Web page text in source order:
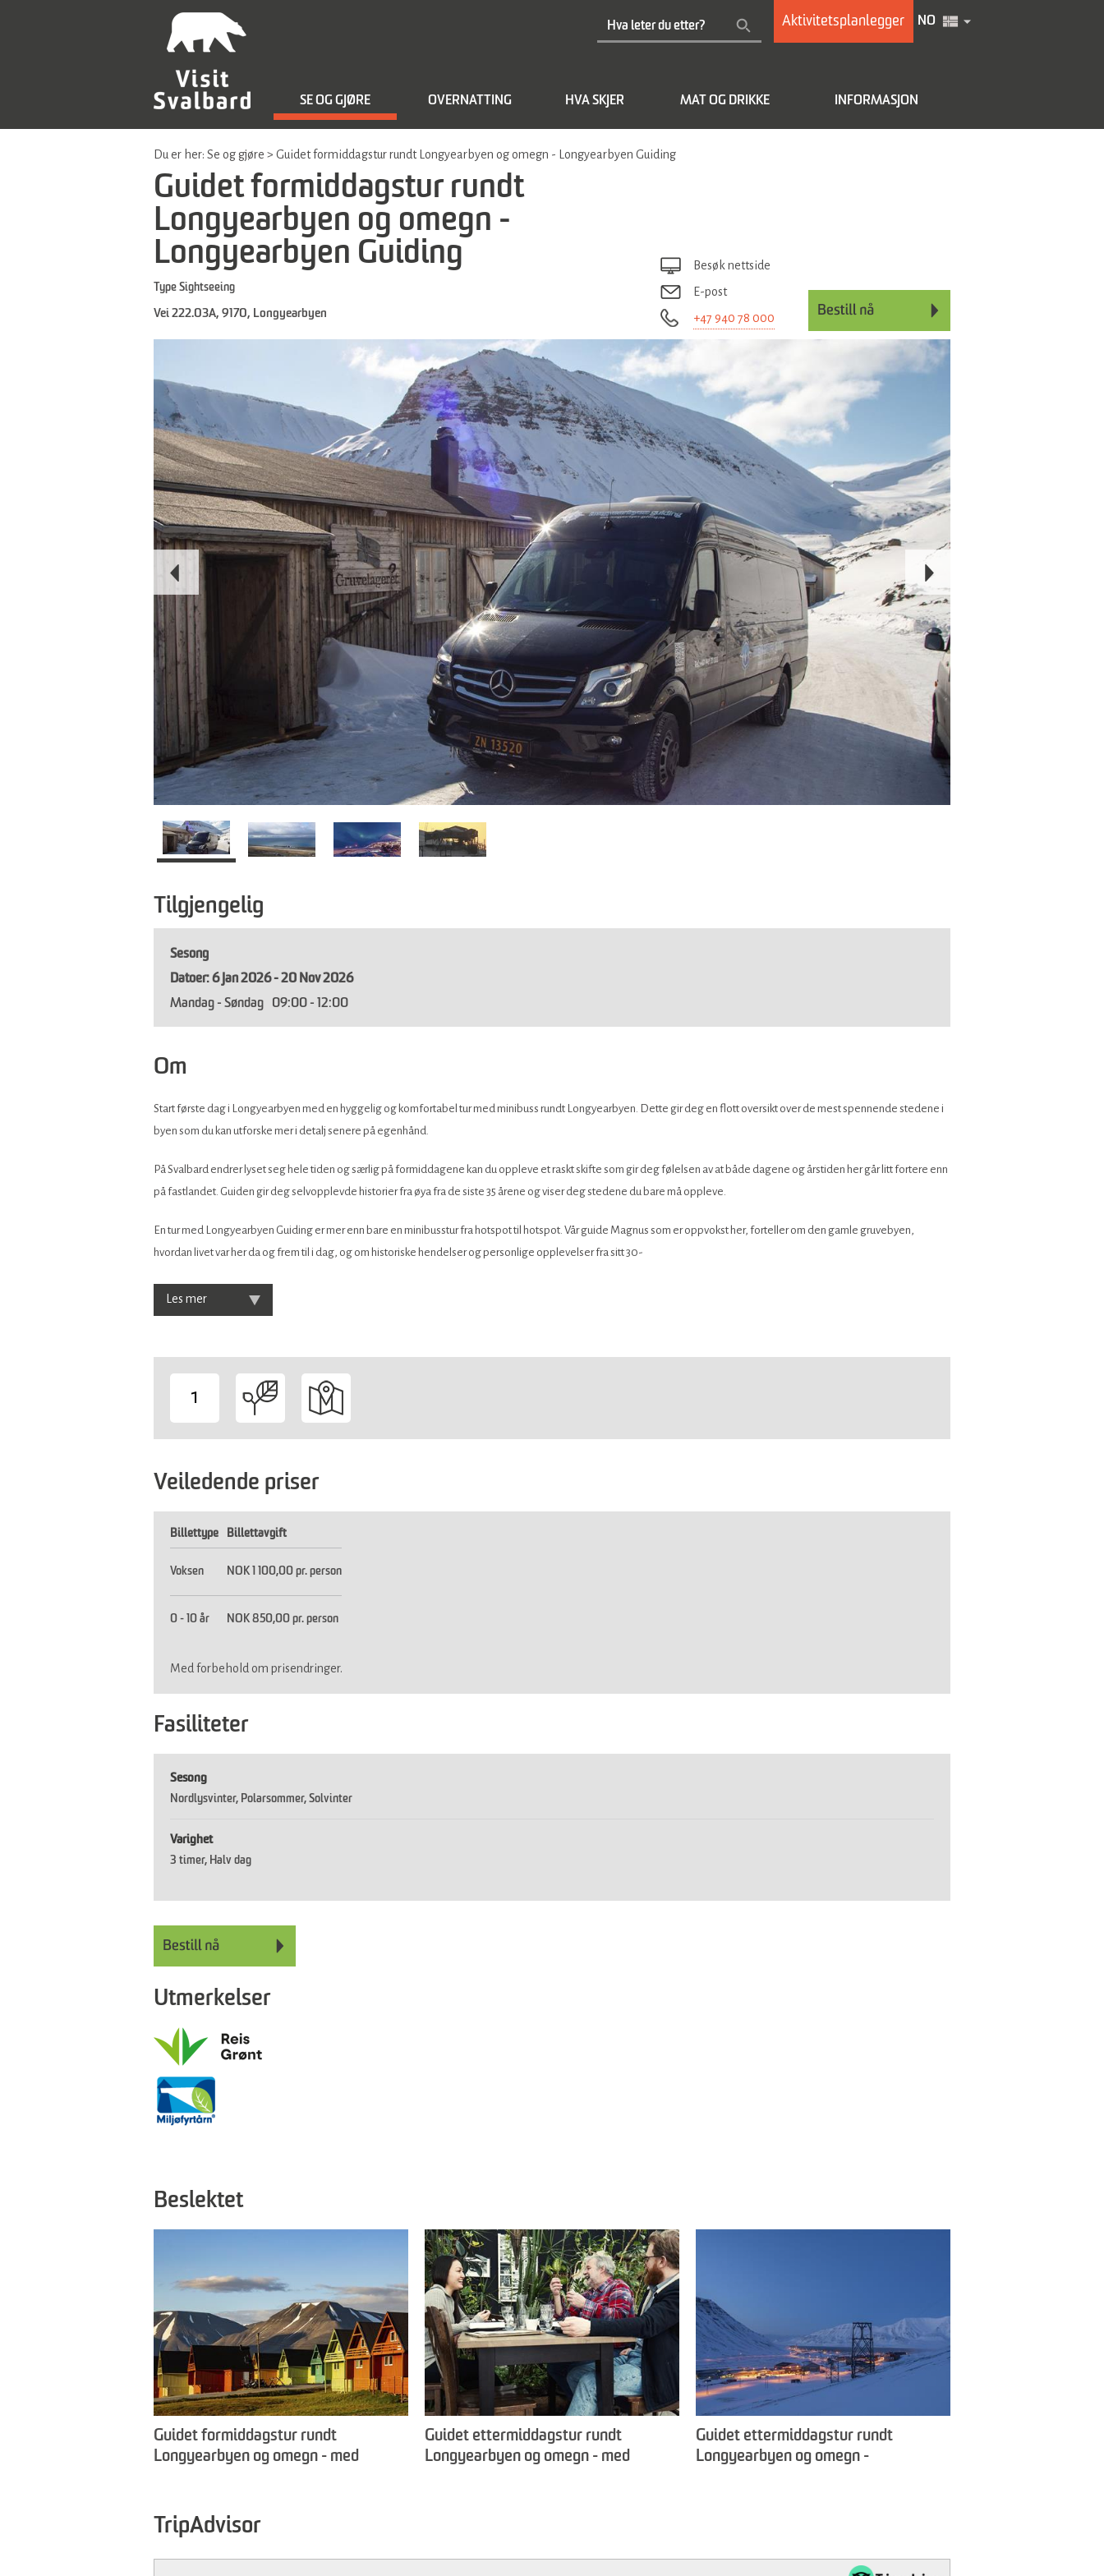
Aktivitetsplanlegger NO
SE OG GJØRE OVERNATTING HVA SKJER MAT OG DRIKKE INFORMASJON
Du er her: Se og gjøre > Guidet formiddagstur rundt Longyearbyen og omegn - Longyearbyen Guiding
Guidet formiddagstur rundt
Longyearbyen og omegn -
Longyearbyen Guiding
Type Sightseeing
Vei 222.03A, 9170, Longyearbyen
Besøk nettside
E-post
+47 940 78 000
Tilgjengelig
Sesong
6 Jan 2026 - 20 Nov 2026
Mandag - Søndag
09:00 - 12:00
Om
Start første dag i Longyearbyen med en hyggelig og komfortabel tur med minibuss rundt Longyearbyen. Dette gir deg en flott oversikt over de mest spennende stedene i
byen som du kan utforske mer i detalj senere på egenhånd.
På Svalbard endrer lyset seg hele tiden og særlig på formiddagene kan du oppleve et raskt skifte som gir deg følelsen av at både dagene og årstiden her går litt fortere enn
på fastlandet. Guiden gir deg selvopplevde historier fra øya fra de siste 35 årene og viser deg stedene du bare må oppleve.
En tur med Longyearbyen Guiding er mer enn bare en minibusstur fra hotspot til hotspot. Vår guide Magnus som er oppvokst her, forteller om den gamle gruvebyen,
hvordan livet var her da og frem til i dag, og om historiske hendelser og personlige opplevelser fra sitt 30-
Les mer
1
Veiledende priser
Billettype Billettavgift
Voksen NOK 1 100,00 pr. person
0 - 10 år NOK 850,00 pr. person
Med forbehold om prisendringer.
Fasiliteter
Sesong
Nordlysvinter Polarsommer Solvinter
Varighet
3 timer Halv dag
Utmerkelser
Beslektet
Guidet formiddagstur rundt
Longyearbyen og omegn - med
Guidet ettermiddagstur rundt
Longyearbyen og omegn - med
Guidet ettermiddagstur rundt
Longyearbyen og omegn -
TripAdvisor